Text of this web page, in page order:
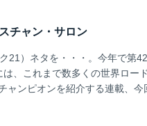
チャン・サロン
21）ネタを・・・。今年で第
、これまで数多くの世界ロー
ャンピオンを紹介する連載、今
チャン・サロンです。 米豪ラ
ランス人であるクリスチャン・